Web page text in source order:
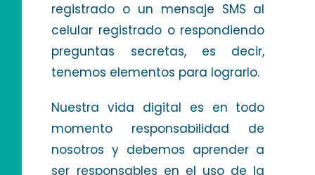
registrado o un mensaje SMS al
celular registrado o respondiendo
preguntas secretas, es decir,
tenemos elementos para lograrlo.
Nuestra vida digital es en todo
momento responsabilidad de
nosotros y debemos aprender a
ser responsables en el uso de la